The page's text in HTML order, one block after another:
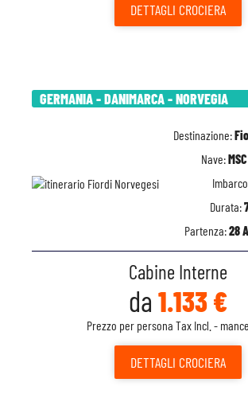
DETTAGLI CROCIERA
GERMANIA - DANIMARCA - NORVEGIA
Destinazione:
Nave:
Durata:
Partenza:28
Cabine Interne
da 1.133 €
Prezzo per persona Tax Incl. -
DETTAGLI CROCIERA